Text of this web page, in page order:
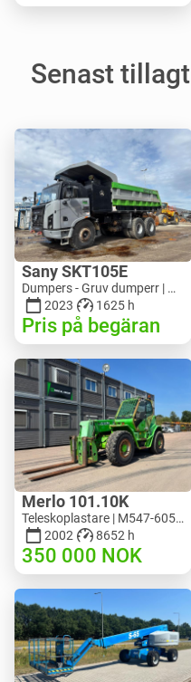
Senast tillagt
Sany SKT105E
Dumpers - Gruv dumperr | M741-2838 | 25143
2023
1625 h
Pris på begäran
Merlo 101.10K
Teleskoplastare | M547-6053 | RGTR26052
2002
8652 h
350 000 NOK